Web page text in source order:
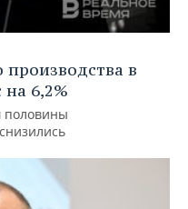
в
на 6,2%
половины